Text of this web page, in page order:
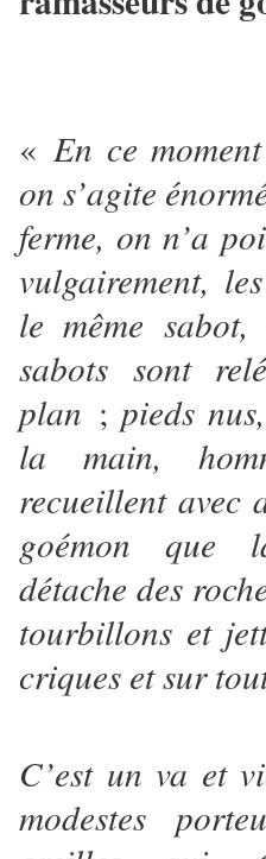
«En ce
on s’agite
ferme, on n’a
vulgairement,
le même
sabots sont
plan ; pieds
la main,
recueillent avec
goémon que
détache des
tourbillons et
criques et sur
C’est un va et
modestes